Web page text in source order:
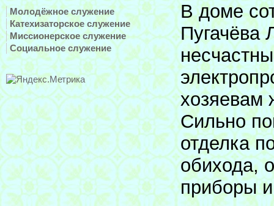
Молодёжное служение
Катехизаторское служение
Миссионерское служение
Социальное служение
В доме
Пугачёва
хозяевам
Сильно
отделка
обихода,
приборы и